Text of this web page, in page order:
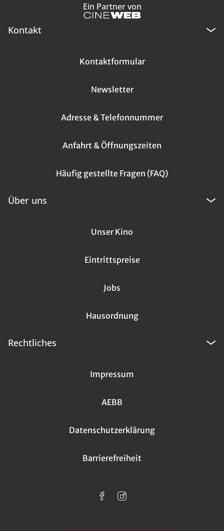
Ein Partner von
Kontakt
Kontaktformular
Newsletter
Adresse & Telefonnummer
Anfahrt & Öffnungszeiten
Häufig gestellte Fragen (FAQ)
Über uns
Unser Kino
Eintrittspreise
Jobs
Hausordnung
Rechtliches
Impressum
AEBB
Datenschutzerklärung
Barrierefreiheit